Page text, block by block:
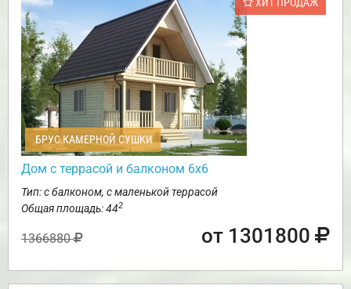
БРУС КАМЕРНОЙ СУШКИ
Дом с террасой и балконом 6х6
Тип: с балконом, с маленькой террасой
Общая площадь: 442
1366880 от 1301800